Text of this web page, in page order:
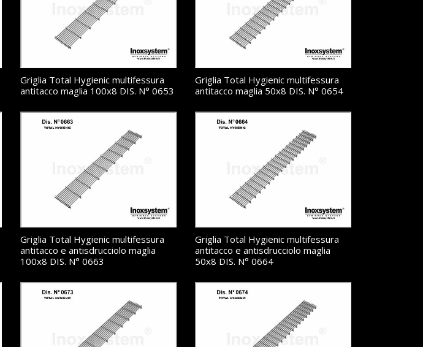
Griglia Total Hygienic multifessura
antitacco maglia 100x8 DIS. N° 0653
Griglia Total Hygienic multifessura
antitacco maglia 50x8 DIS. N° 0654
Griglia Total Hygienic multifessura
antitacco e antisdrucciolo maglia
100x8 DIS. N° 0663
Griglia Total Hygienic multifessura
antitacco e antisdrucciolo maglia
50x8 DIS. N° 0664